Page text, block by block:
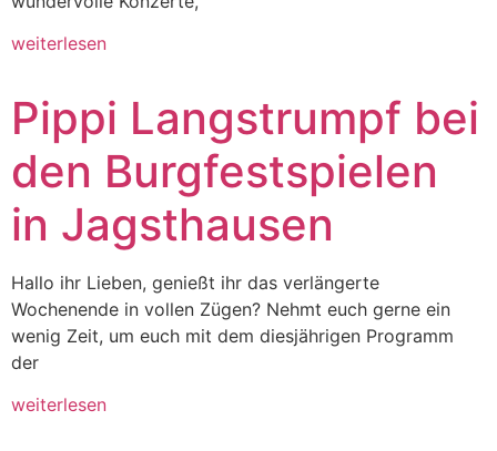
weiterlesen
Pippi Langstrumpf bei
den Burgfestspielen
in Jagsthausen
Hallo ihr Lieben, genießt ihr das verlängerte
Wochenende in vollen Zügen? Nehmt euch gerne ein
wenig Zeit, um euch mit dem diesjährigen Programm
der
weiterlesen